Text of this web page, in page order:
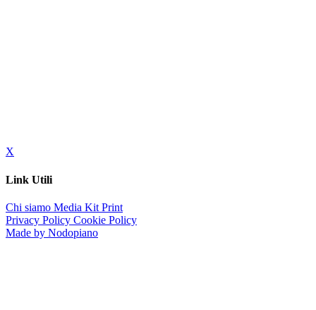
X
Link Utili
Chi siamo Media Kit Print
Privacy Policy Cookie Policy
Made by Nodopiano